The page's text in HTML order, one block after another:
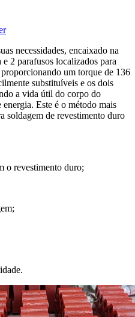
necessidades, encaixado na
2 parafusos localizados para
um torque de 136
substituíveis e os dois
a vida útil do corpo do
Este é o método mais
soldagem de revestimento duro
o revestimento duro;